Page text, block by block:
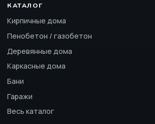
КАТАЛОГ
Кирпичные дома
Пенобетон / газобетон
Деревянные дома
Каркасные дома
Бани
Гаражи
Весь каталог